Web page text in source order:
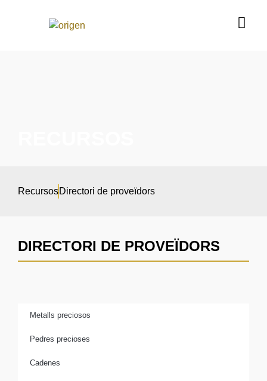
RecursosDirectori de proveïdors
DIRECTORI DE PROVEÏDORS
Metalls preciosos
Pedres precioses
Cadenes